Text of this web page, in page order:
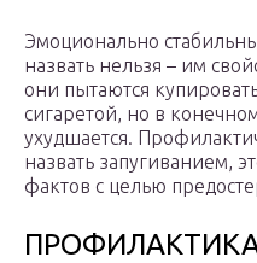
Эмоционально
назвать нельзя – им
они пытаются
сигаретой, но в
ухудшается.
назвать запугиванием,
фактов с целью